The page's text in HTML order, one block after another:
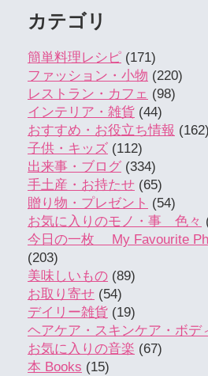
カテゴリ
簡単料理レシピ (171)
ファッション・小物 (220)
レストラン・カフェ (98)
インテリア・雑貨 (44)
おすすめ・お役立ち情報 (162)
子供・キッズ (112)
出来事・ブログ (334)
手土産・お持たせ (65)
贈り物・プレゼント (54)
お気に入りのモノ・事 色々
今日の一枚 My Favourite
(203)
美味しいもの (89)
お取り寄せ (54)
デイリー雑貨 (19)
ヘアケア・スキンケア・ボデ
お気に入りの音楽 (67)
本 Books (15)